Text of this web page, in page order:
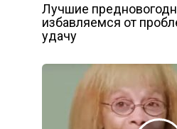
Лучшие
избавляемся от
удачу